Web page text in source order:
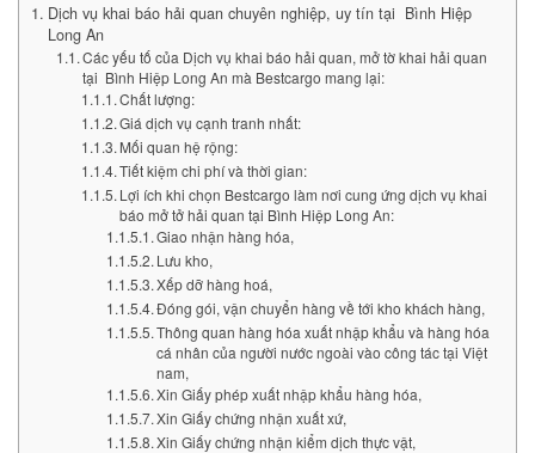
Dịch vụ khai báo hải quan chuyên nghiệp, uy tín tại Bình Hiệp
Long An
Các yếu tố của Dịch vụ khai báo hải quan, mở tờ khai hải quan
tại Bình Hiệp Long An mà Bestcargo mang lại:
Chất lượng:
Giá dịch vụ cạnh tranh nhất:
Mối quan hệ rộng:
Tiết kiệm chi phí và thời gian:
Lợi ích khi chọn Bestcargo làm nơi cung ứng dịch vụ khai
báo mở tở hải quan tại Bình Hiệp Long An:
Giao nhận hàng hóa,
Lưu kho,
Xếp dỡ hàng hoá,
Đóng gói, vận chuyển hàng về tới kho khách hàng,
Thông quan hàng hóa xuất nhập khẩu và hàng hóa
cá nhân của người nước ngoài vào công tác tại Việt
nam,
Xin Giấy phép xuất nhập khẩu hàng hóa,
Xin Giấy chứng nhận xuất xứ,
Xin Giấy chứng nhận kiểm dịch thực vật,